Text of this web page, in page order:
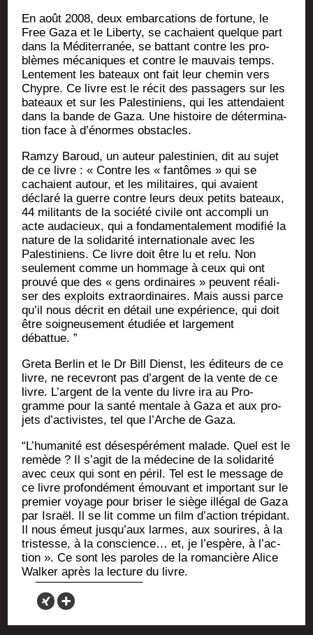
En août 2008, deux embar­ca­tions de for­tune, le
Free Gaza et le Liber­ty, se cachaient quelque part
dans la Médi­ter­ra­née, se bat­tant contre les pro­
blèmes méca­niques et contre le mau­vais temps.
Len­te­ment les bateaux ont fait leur che­min vers
Chypre. Ce livre est le récit des pas­sa­gers sur les
bateaux et sur les Pales­ti­niens, qui les atten­daient
dans la bande de Gaza. Une his­toire de déter­mi­na­
tion face à d’é­normes obstacles.
Ram­zy Baroud, un auteur pales­ti­nien, dit au sujet
de ce livre : « Contre les « fan­tômes » qui se
cachaient autour, et les mili­taires, qui avaient
décla­ré la guerre contre leurs deux petits bateaux,
44 mili­tants de la socié­té civile ont accom­pli un
acte auda­cieux, qui a fon­da­men­ta­le­ment modi­fié la
nature de la soli­da­ri­té inter­na­tio­nale avec les
Pales­ti­niens. Ce livre doit être lu et relu. Non
seule­ment comme un hom­mage à ceux qui ont
prou­vé que des « gens ordi­naires » peuvent réa­li­
ser des exploits extra­or­di­naires. Mais aus­si parce
qu’il nous décrit en détail une expé­rience, qui doit
être soi­gneu­se­ment étu­diée et lar­ge­ment
débattue. ”
Gre­ta Ber­lin et le Dr Bill Dienst, les édi­teurs de ce
livre, ne rece­vront pas d’argent de la vente de ce
livre. L’argent de la vente du livre ira au Pro­
gramme pour la san­té men­tale à Gaza et aux pro­
jets d’ac­ti­vistes, tel que l’Arche de Gaza.
“L’hu­ma­ni­té est déses­pé­ré­ment malade. Quel est le
remède ? Il s’a­git de la méde­cine de la soli­da­ri­té
avec ceux qui sont en péril. Tel est le mes­sage de
ce livre pro­fon­dé­ment émou­vant et impor­tant sur le
pre­mier voyage pour bri­ser le siège illé­gal de Gaza
par Israël. Il se lit comme un film d’ac­tion tré­pi­dant.
Il nous émeut jus­qu’aux larmes, aux sou­rires, à la
tris­tesse, à la conscience… et, je l’es­père, à l’ac­
tion ». Ce sont les paroles de la roman­cière Alice
Wal­ker après la lec­ture du livre.